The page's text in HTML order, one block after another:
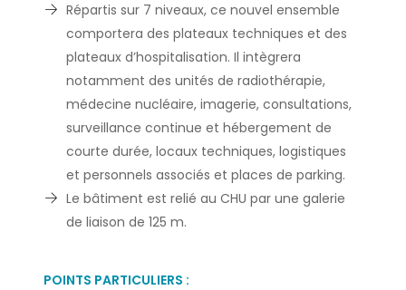
Répartis sur 7 niveaux, ce nouvel ensemble
comportera des plateaux techniques et des
plateaux d’hospitalisation. Il intègrera
notamment des unités de radiothérapie,
médecine nucléaire, imagerie, consultations,
surveillance continue et hébergement de
courte durée, locaux techniques, logistiques
et personnels associés et places de parking.
Le bâtiment est relié au CHU par une galerie
de liaison de 125 m.
POINTS PARTICULIERS :